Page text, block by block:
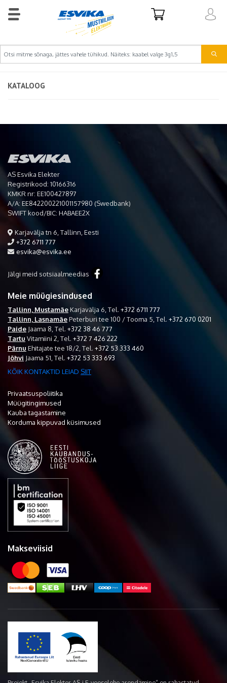
KATALOOG
AS Esvika Elekter
Registrikood: 10166316
KMKR nr: EE100427897
A/A: EE842200221001157980 (Swedbank)
SWIFT kood/BIC: HABAEE2X
Karjavälja tn 6, Tallinn, Eesti
+372 6711 777
esvika@esvika.ee
Jälgi meid sotsiaalmeedias
Meie müügiesindused
Tallinn, MustamäeKarjavälja 6, Tel. +372 6711 777
Tallinn, LasnamäePeterburi tee 100 / Tooma 5, Tel. +372 670 0201
Paide Jaama 8, Tel. +372 38 46 777
Tartu Vitamiini 2, Tel. +372 7 426 222
Pärnu Ehitajate tee 18/2, Tel. +372 53 333 460
Jõhvi Jaama 51, Tel. +372 53 333 693
KÕIK KONTAKTID LEIAD SIIT
Privaatsuspoliitika
Müügitingimused
Kauba tagastamine
Korduma kippuvad küsimused
Makseviisid